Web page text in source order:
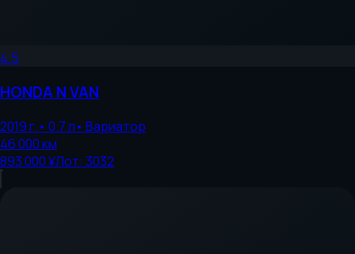
4.5
HONDAN VAN
2019г.• 0.7л• Вариатор
46 000км
893 000 ¥Лот: 3032